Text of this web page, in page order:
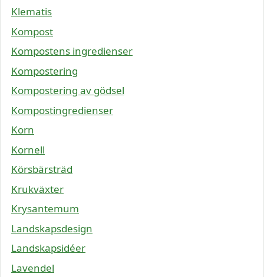
Klematis
Kompost
Kompostens ingredienser
Kompostering
Kompostering av gödsel
Kompostingredienser
Korn
Kornell
Körsbärsträd
Krukväxter
Krysantemum
Landskapsdesign
Landskapsidéer
Lavendel